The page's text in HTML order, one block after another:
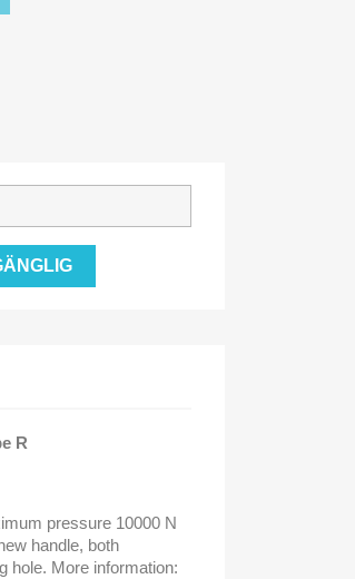
R
pressure 10000 N
handle, both
hole. More information: